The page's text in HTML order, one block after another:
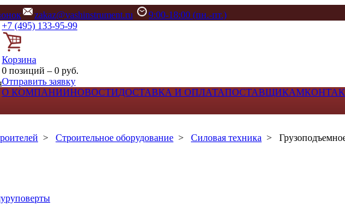
zakaz@vashinstrument.ru 9:00-18:00 (пн.-пт.)
+7 (495) 133-95-99
Корзина
0 позиций – 0 руб.
Отправить заявку
О КОМПАНИИНОВОСТИДОСТАВКА И ОПЛАТАПОСТАВЩИКАМ
> Строительное оборудование > Силовая техника >